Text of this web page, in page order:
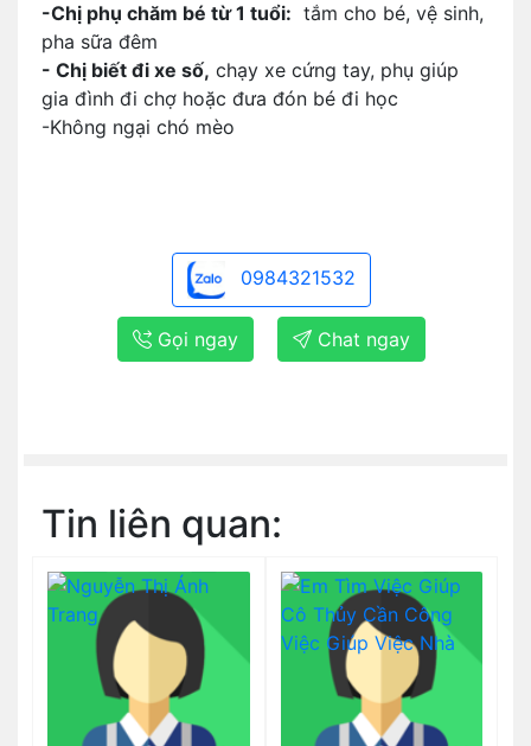
-Chị phụ chăm bé từ 1 tuổi: tắm cho bé, vệ sinh,
pha sữa đêm
- Chị biết đi xe số, chạy xe cứng tay, phụ giúp
gia đình đi chợ hoặc đưa đón bé đi học
-Không ngại chó mèo
0984321532
Gọi ngay Chat ngay
Tin liên quan: